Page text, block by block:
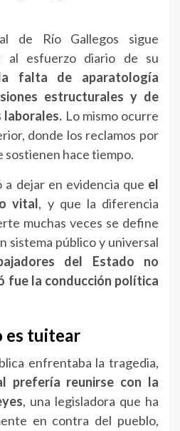
de Río Gallegos sigue
al esfuerzo diario de su
falta de aparatología
estructurales y de
laborales. Lo mismo ocurre
donde los reclamos por
sostienen hace tiempo.
a dejar en evidencia que el
vital, y que la diferencia
muchas veces se define
sistema público y universal
del Estado no
fue la conducción política
es tuitear
enfrentaba la tragedia,
prefería reunirse con la
, una legisladora que ha
en contra del pueblo,